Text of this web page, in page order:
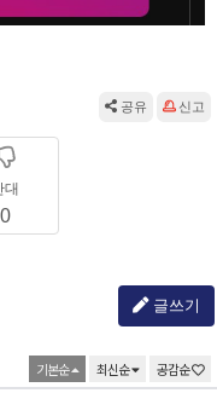
공유 신고
대
0
글쓰기
기본순 최신순 공감순